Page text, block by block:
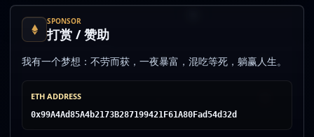
SPONSOR
打赏 / 赞助
我有一个梦想：不劳而获，一夜暴富，混吃等死，躺赢人生。
ETH ADDRESS
0x99A4Ad85A4b2173B287199421F61A80Fad54d32d